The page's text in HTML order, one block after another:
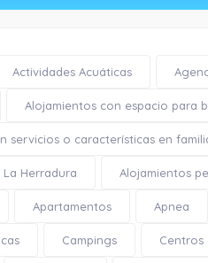
Actividades Acuáticas
Alojamientos con espacio para
servicios o características en
Herradura Alojamientos
Apartamentos Apnea
Campings Centros